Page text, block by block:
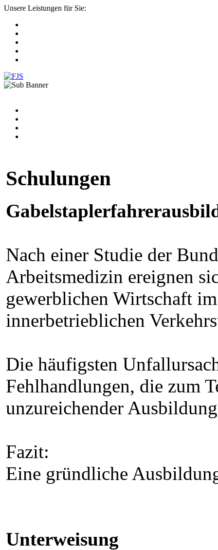
Unsere Leistungen für Sie:
Schulungen
Nach einer Studie der
Arbeitsmedizin ereignen
gewerblichen Wirtschaft
innerbetrieblichen
Die häufigsten
Fehlhandlungen, die zum
unzureichender
Fazit:
Eine gründliche
Unterweisung